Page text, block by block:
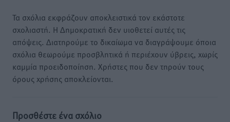
Τα σχόλια εκφράζουν αποκλειστικά τον εκάστοτε
σχολιαστή. Η Δημοκρατική δεν υιοθετεί αυτές τις
απόψεις. Διατηρούμε το δικαίωμα να διαγράψουμε όποια
σχόλια θεωρούμε προσβλητικά ή περιέχουν ύβρεις, χωρίς
καμμία προειδοποίηση. Χρήστες που δεν τηρούν τους
όρους χρήσης αποκλείονται.
Προσθέστε ένα σχόλιο